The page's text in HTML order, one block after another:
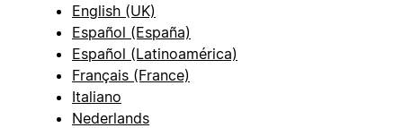
English (UK)
Español (España)
Español (Latinoamérica)
Français (France)
Italiano
Nederlands